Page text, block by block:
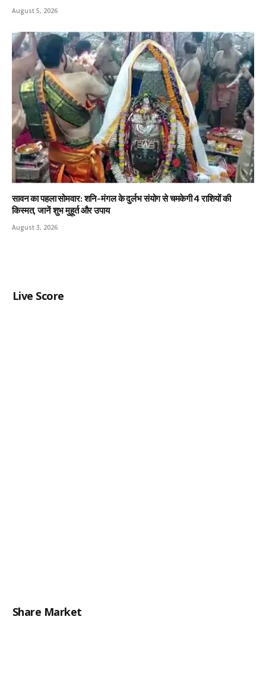
August 5, 2026
सावन का पहला सोमवार: शनि-मंगल के दुर्लभ संयोग से चमकेगी 4 राशियों की
किस्मत, जानें शुभ मुहूर्त और उपाय
August 3, 2026
Live Score
Share Market